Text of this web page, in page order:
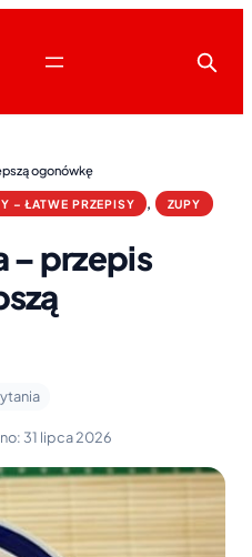
ogonówkę
– ŁATWE PRZEPISY , ZUPY
– przepis
31 lipca 2026